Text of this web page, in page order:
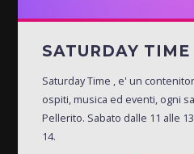
SATURDAY TIME
Saturday Time , e' un
ospiti, musica ed eventi, ogni
Pellerito. Sabato dalle 11 alle
14.